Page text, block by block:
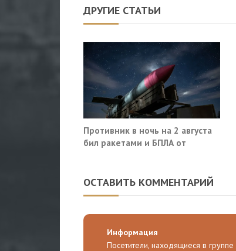
ДРУГИЕ СТАТЬИ
Противник в ночь на 2 августа
бил ракетами и БПЛА от
ОСТАВИТЬ КОММЕНТАРИЙ
Информация
Посетители, находящиеся в группе